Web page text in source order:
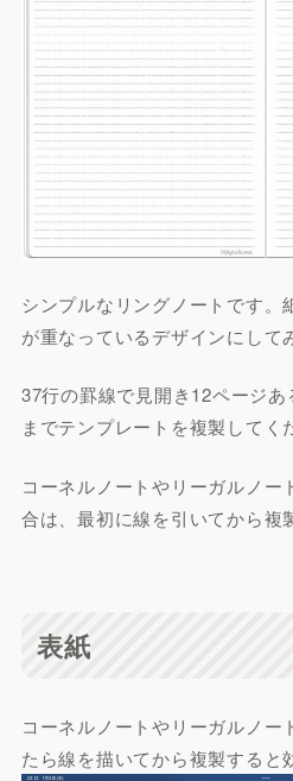
シンプルなリングノートです。
が重なっているデザインにして
37行の罫線で見開き12ページ
までテンプレートを複製してく
コーネルノートやリーガルノ
合は、最初に線を引いてから複
表紙
コーネルノートやリーガルノー
たら線を描いてから複製すると